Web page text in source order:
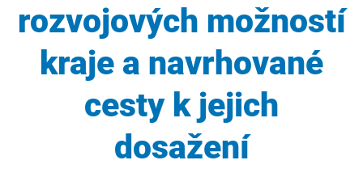
rozvojových možností
kraje a navrhované
cesty k jejich
dosažení